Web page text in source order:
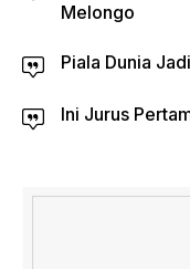
Melongo
Piala Dunia
Ini Jurus